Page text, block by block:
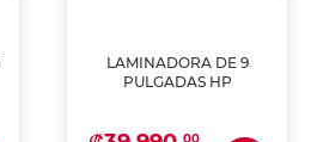
LAMINADORA DE 9
PULGADAS HP
00